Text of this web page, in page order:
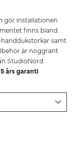
gör installationen
finns bland
samt
är noggrant
StudioNord.
års garanti